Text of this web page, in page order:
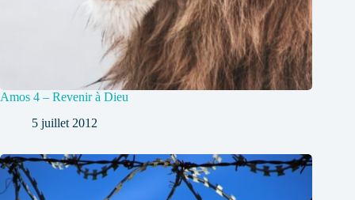
Amos 4 – Revenir à Dieu
5 juillet 2012